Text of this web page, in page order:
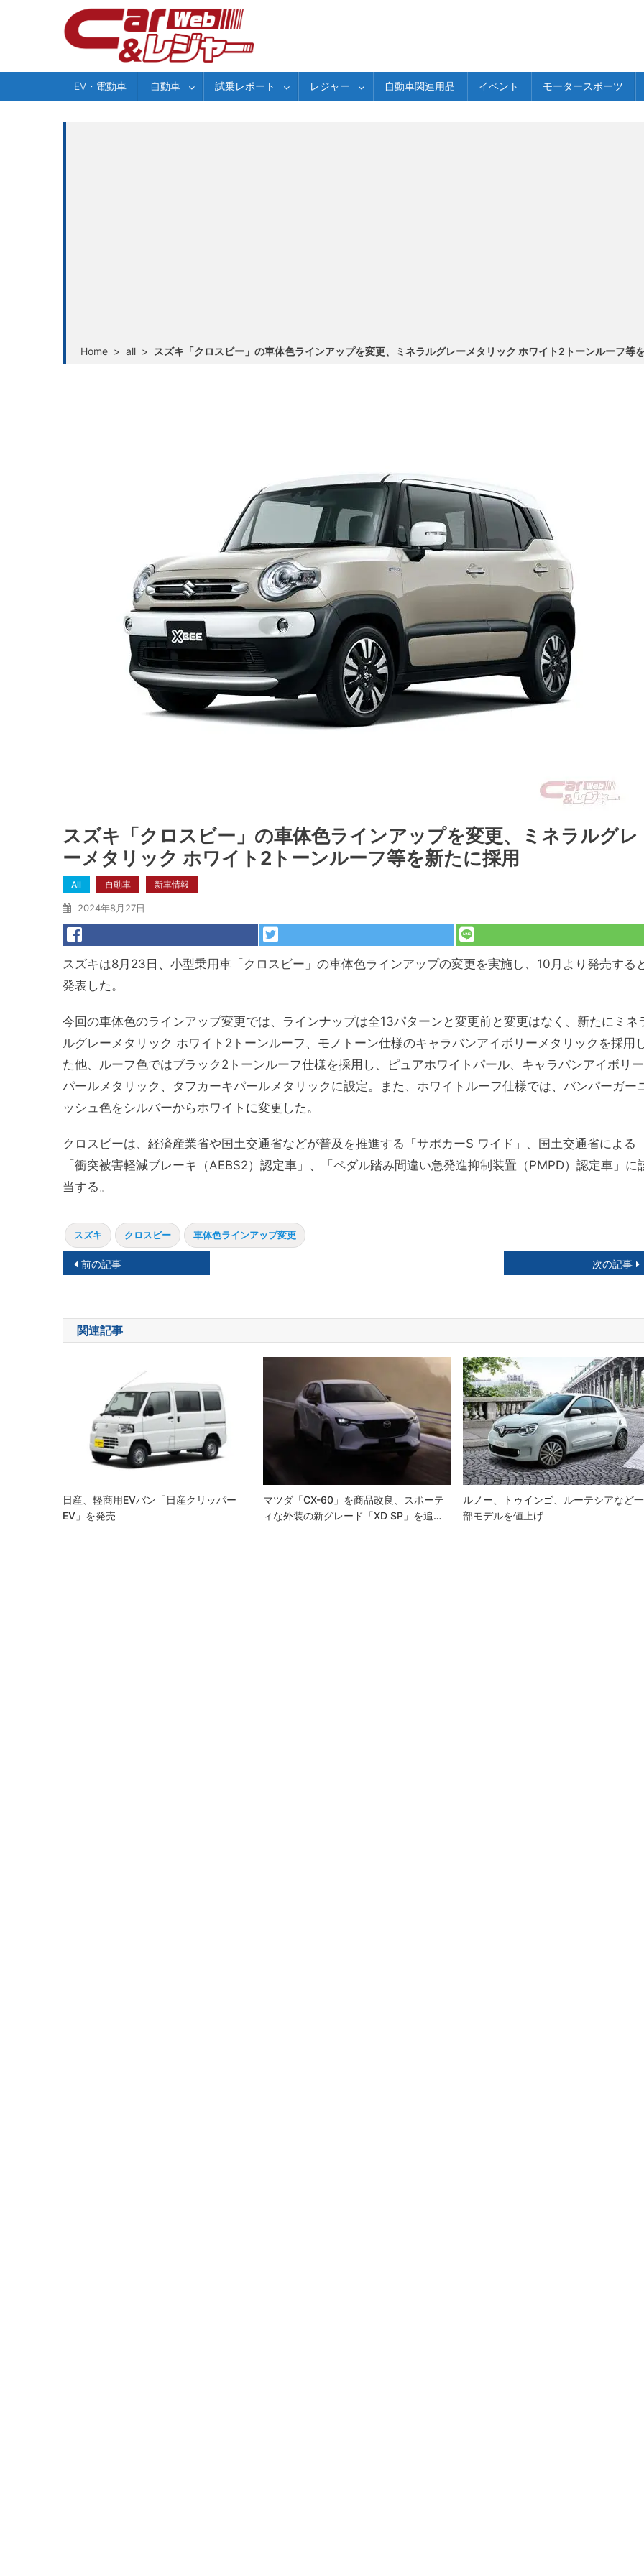
EV・電動車 自動車 試乗レポート レジャー 自動車関連用品 イベント モータースポーツ
Home > all > スズキ「クロスビー」の車体色ラインアップを変更、ミネラルグレーメタリック ホワイト2トーンルーフ等
スズキ「クロスビー」の車体色ラインアップを変更、ミネラルグレ
ーメタリック ホワイト2トーンルーフ等を新たに採用
All 自動車 新車情報
2024年8月27日
スズキは8月23日、小型乗用車「クロスビー」の車体色ラインアップの変更を実施し、10月より発売する
発表した。
今回の車体色のラインアップ変更では、ラインナップは全13パターンと変更前と変更はなく、新たにミネ
ルグレーメタリック ホワイト2トーンルーフ、モノトーン仕様のキャラバンアイボリーメタリックを採用
た他、ルーフ色ではブラック2トーンルーフ仕様を採用し、ピュアホワイトパール、キャラバンアイボリー
パールメタリック、タフカーキパールメタリックに設定。また、ホワイトルーフ仕様では、バンパーガー
ッシュ色をシルバーからホワイトに変更した。
クロスビーは、経済産業省や国土交通省などが普及を推進する「サポカーS ワイド」、国土交通省による
「衝突被害軽減ブレーキ（AEBS2）認定車」、「ペダル踏み間違い急発進抑制装置（PMPD）認定車」に
当する。
スズキ クロスビー 車体色ラインアップ変更
投
ナ
ビ
ン
前の記事 次の記事
関連記事
日産、軽商用EVバン「日産クリッパー
EV」を発売
マツダ「CX-60」を商品改良、スポーテ
ィな外装の新グレード「XD SP」を追…
ルノー、トゥインゴ、ルーテシアなど一
部モデルを値上げ